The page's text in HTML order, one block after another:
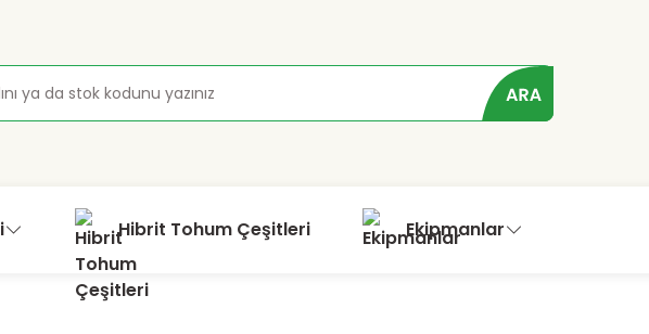
Hibrit Tohum Çeşitleri Ekipmanlar